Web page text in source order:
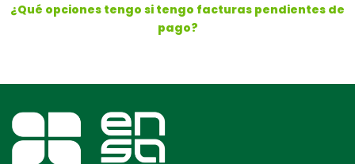
¿Qué opciones tengo si tengo facturas pendientes de
pago?